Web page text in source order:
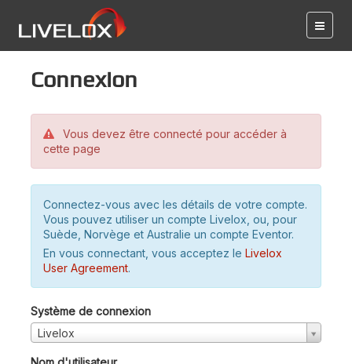
Connexion
Vous devez être connecté pour accéder à
cette page
Connectez-vous avec les détails de votre compte.
Vous pouvez utiliser un compte Livelox, ou, pour
Suède, Norvège et Australie un compte Eventor.
En vous connectant, vous acceptez le Livelox
User Agreement.
Système de connexion
Livelox